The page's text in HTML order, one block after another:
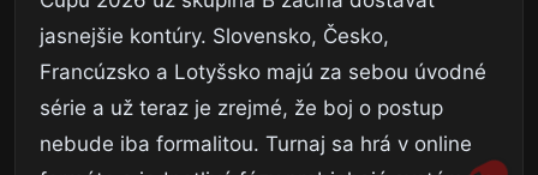
jasnejšie kontúry. Slovensko, Česko,
Francúzsko a Lotyšsko majú za sebou úvodné
série a už teraz je zrejmé, že boj o postup
nebude iba formalitou. Turnaj sa hrá v online